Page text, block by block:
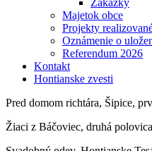
Zákazky
Majetok obce
Projekty
Oznámenie o
Referendum 2026
Kontakt
Hontianske zvesti
Pred domom richtára, Šipice,
Žiaci z Báčoviec, druhá